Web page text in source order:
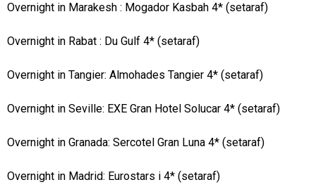
Overnight in Marakesh : Mogador Kasbah 4* (setaraf)
Overnight in Rabat : Du Gulf 4* (setaraf)
Overnight in Tangier: Almohades Tangier 4* (setaraf)
Overnight in Seville: EXE Gran Hotel Solucar 4* (setaraf)
Overnight in Granada: Sercotel Gran Luna 4* (setaraf)
Overnight in Madrid: Eurostars i 4* (setaraf)